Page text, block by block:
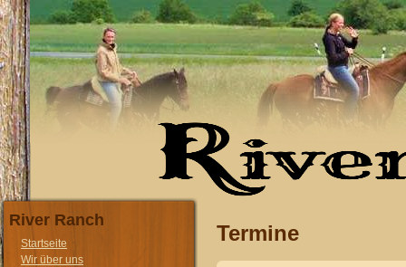
River Ranch
Startseite
Wir über uns
Termine